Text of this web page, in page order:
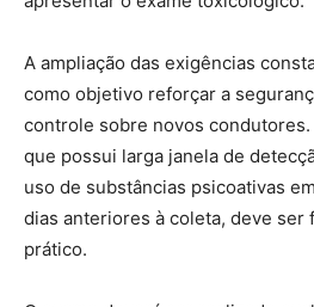
A ampliação das exigências
como objetivo reforçar a
controle sobre novos
que possui larga janela de
uso de substâncias psicoativas
dias anteriores à coleta, deve ser
prático.